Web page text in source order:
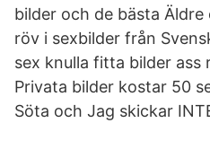
bilder och de bästa
röv i sexbilder från
sex knulla fitta bilder ass
Privata bilder kostar 50
Söta och Jag skickar